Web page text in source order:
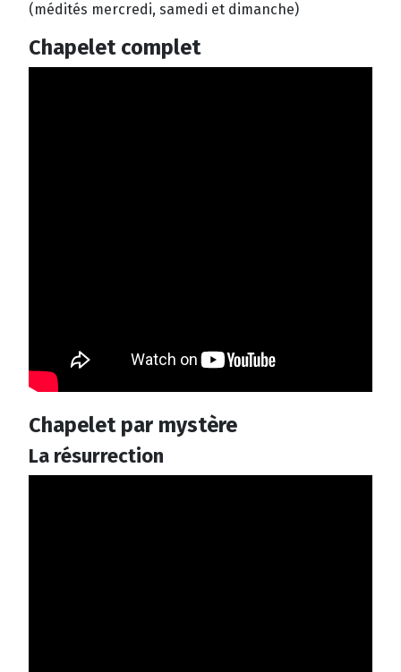
(médités mercredi, samedi et dimanche)
Chapelet complet
Chapelet par mystère
La résurrection